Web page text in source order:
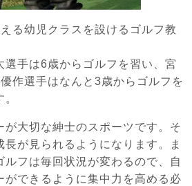
る幼児クラスを設けるゴルフ教
選手は6歳からゴルフを習い、宮
作選手はなんと3歳からゴルフを
が大切な紳士のスポーツです。そ
が見られるようになります。ま
ルフは毎回状況が変わるので、自
ができるように集中力を高める必